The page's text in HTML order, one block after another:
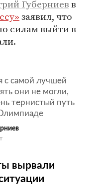
Губерниевв
заявил, что
силам выйти в
с самой лучшей
они не могли,
тернистый путь
вырвали